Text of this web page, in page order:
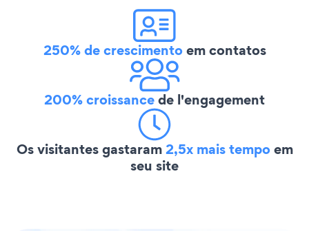
250% de crescimentoem contatos
200% croissancede l'engagement
Os visitantes gastaram2,5x mais tempoem
seu site